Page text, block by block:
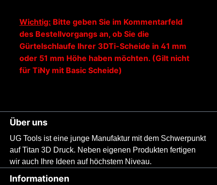
Wichtig: Bitte geben Sie im Kommentarfeld
des Bestellvorgangs an, ob Sie die
Gürtelschlaufe Ihrer 3DTi-Scheide in 41 mm
oder 51 mm Höhe haben möchten. (Gilt nicht
für TiNy mit Basic Scheide)
Über uns
UG Tools ist eine junge Manufaktur mit dem Schwerpunkt
auf Titan 3D Druck. Neben eigenen Produkten fertigen
wir auch Ihre Ideen auf höchstem Niveau.
Informationen